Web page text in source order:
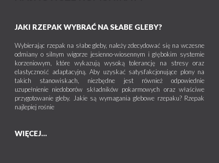
JAKI RZEPAK WYBRAĆ NA SŁABE GLEBY?
Wybierając rzepak na słabe gleby, należy zdecydować się na wczesne
odmiany o silnym wigorze jesienno-wiosennym i głębokim systemie
korzeniowym, które wykazują wysoką tolerancję na stresy oraz
elastyczność adaptacyjną. Aby uzyskać satysfakcjonujące plony na
takich stanowiskach, niezbędne jest również odpowiednie
uzupełnienie niedoborów składników pokarmowych oraz właściwe
przygotowanie gleby. Jakie są wymagania glebowe rzepaku? Rzepak
najlepiej rośnie
WIĘCEJ...